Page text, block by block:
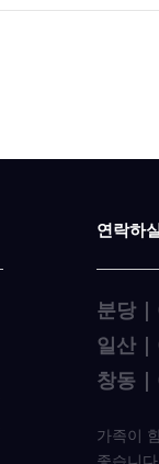
연락하
분당 |
일산 |
창동 |
가족이